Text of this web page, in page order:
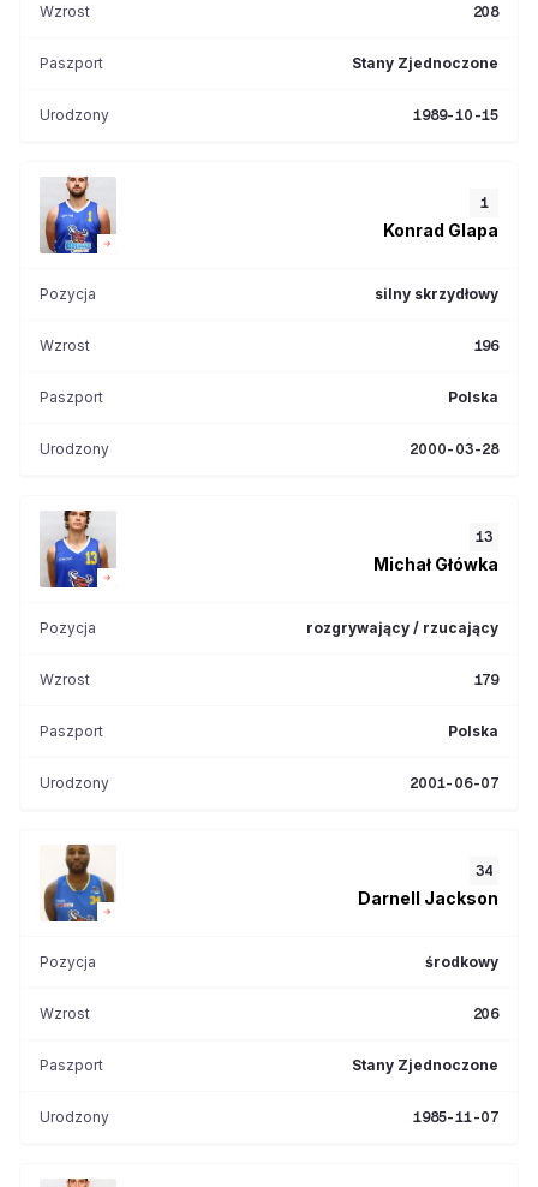
Wzrost 208
Paszport Stany Zjednoczone
Urodzony 1989-10-15
1
Konrad Glapa
Pozycja silny skrzydłowy
Wzrost 196
Paszport Polska
Urodzony 2000-03-28
13
Michał Główka
Pozycja rozgrywający / rzucający
Wzrost 179
Paszport Polska
Urodzony 2001-06-07
34
Darnell Jackson
Pozycja środkowy
Wzrost 206
Paszport Stany Zjednoczone
Urodzony 1985-11-07